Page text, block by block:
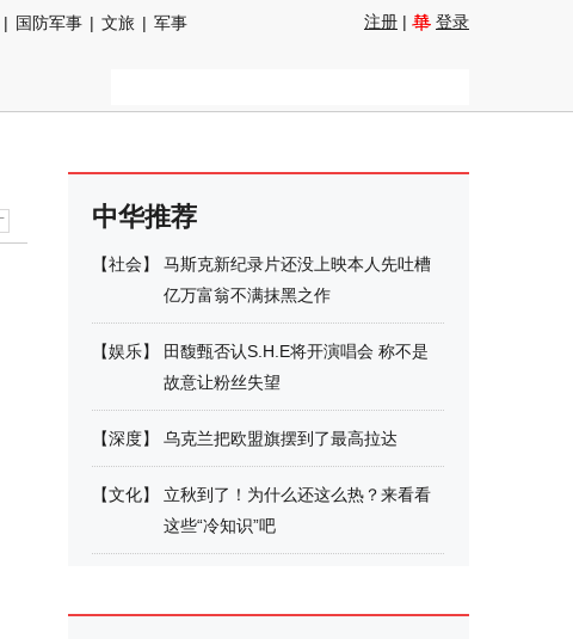
| 国防军事 | 文旅 | 军事
注册 | 登录
中华推荐
【社会】
马斯克新纪录片还没上映本人先吐槽
亿万富翁不满抹黑之作
【娱乐】
田馥甄否认S.H.E将开演唱会 称不是
故意让粉丝失望
【深度】 乌克兰把欧盟旗摆到了最高拉达
【文化】
立秋到了！为什么还这么热？来看看
这些“冷知识”吧